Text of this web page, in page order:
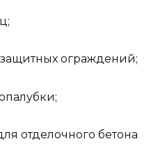
ограждений;
отделочного бетона